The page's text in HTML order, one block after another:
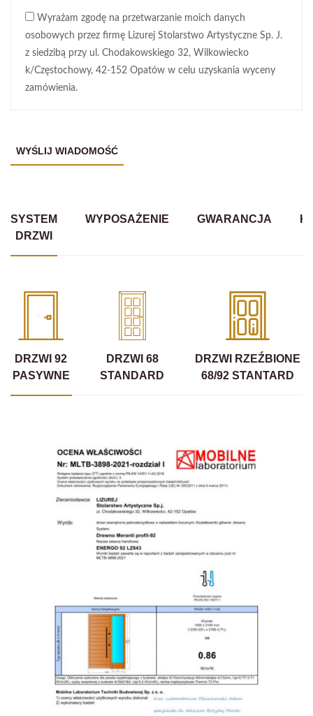
Wyrażam zgodę na przetwarzanie moich danych
osobowych przez firmę Lizurej Stolarstwo Artystyczne Sp. J.
z siedzibą przy ul. Chodakowskiego 32, Wilkowiecko
k/Częstochowy, 42-152 Opatów w celu uzyskania wyceny
zamówienia.
SYSTEM
DRZWI
WYPOSAŻENIE GWARANCJA
DRZWI 92
PASYWNE
DRZWI 68
STANDARD
DRZWI RZEŹBIONE
68/92 STANTARD